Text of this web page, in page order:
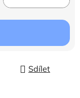
Sdílet